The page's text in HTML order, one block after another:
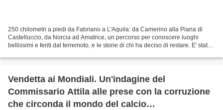
250 chilometri a piedi da Fabriano a L'Aquila: da Camerino alla Piana di
Castelluccio, da Norcia ad Amatrice, un percorso per conoscere luoghi
bellissimi e feriti dal terremoto, e le storie di chi ha deciso di restare. E' stato
Vendetta ai Mondiali. Un'indagine del
Commissario Attila alle prese con la corruzione
che circonda il mondo del calcio